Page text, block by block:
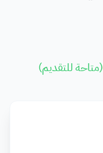
(متاحة للتقديم)